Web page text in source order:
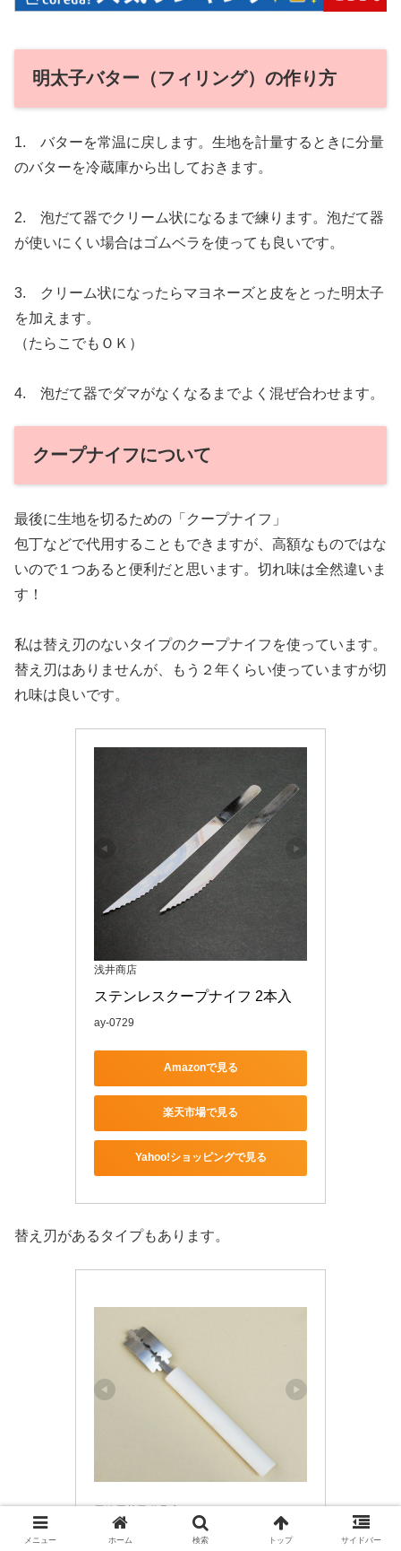
明太子バター（フィリング）の作り方
1. バターを常温に戻します。生地を計量するときに分量
のバターを冷蔵庫から出しておきます。
2. 泡だて器でクリーム状になるまで練ります。泡だて器
が使いにくい場合はゴムベラを使っても良いです。
3. クリーム状になったらマヨネーズと皮をとった明太子
を加えます。
（たらこでもＯＫ）
4. 泡だて器でダマがなくなるまでよく混ぜ合わせます。
クープナイフについて
最後に生地を切るための「クープナイフ」
包丁などで代用することもできますが、高額なものではな
いので１つあると便利だと思います。切れ味は全然違いま
す！
私は替え刃のないタイプのクープナイフを使っています。
替え刃はありませんが、もう２年くらい使っていますが切
れ味は良いです。
浅井商店
ステンレスクープナイフ 2本入
ay-0729
Amazonで見る
楽天市場で見る
Yahoo!ショッピングで見る
替え刃があるタイプもあります。
馬嶋屋菓子道具店
クープナイフ　替刃式
メニュー ホーム 検索 トップ サイドバー